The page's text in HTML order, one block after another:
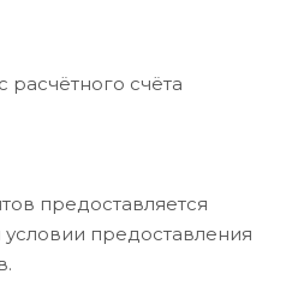
счёта
предоставляется
предоставления